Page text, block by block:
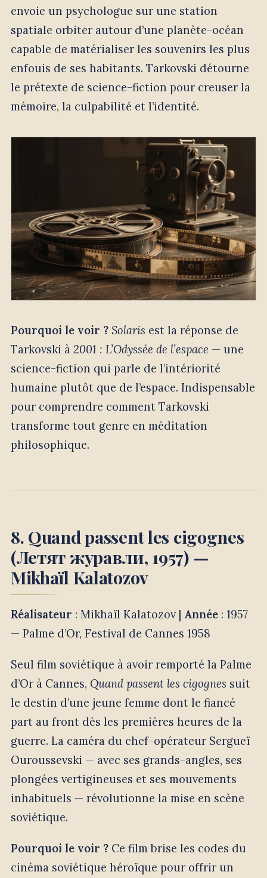
envoie un psychologue sur une station
spatiale orbiter autour d’une planète-océan
capable de matérialiser les souvenirs les plus
enfouis de ses habitants. Tarkovski détourne
le prétexte de science-fiction pour creuser la
mémoire, la culpabilité et l’identité.
Pourquoi le voir ? Solaris est la réponse de
Tarkovski à 2001 : L’Odyssée de l’espace — une
science-fiction qui parle de l’intériorité
humaine plutôt que de l’espace. Indispensable
pour comprendre comment Tarkovski
transforme tout genre en méditation
philosophique.
8. Quand passent les cigognes
(Летят журавли, 1957) —
Mikhaïl Kalatozov
Réalisateur : Mikhaïl Kalatozov | Année: 1957
— Palme d’Or, Festival de Cannes 1958
Seul film soviétique à avoir remporté la Palme
d’Or à Cannes, Quand passent les cigognes suit
le destin d’une jeune femme dont le fiancé
part au front dès les premières heures de la
guerre. La caméra du chef-opérateur Sergueï
Ouroussevski — avec ses grands-angles, ses
plongées vertigineuses et ses mouvements
inhabituels — révolutionne la mise en scène
soviétique.
Pourquoi le voir ?Ce film brise les codes du
cinéma soviétique héroïque pour offrir un